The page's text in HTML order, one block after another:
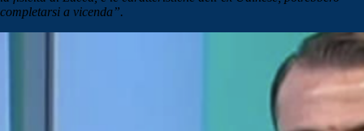
completarsi a vicenda”.